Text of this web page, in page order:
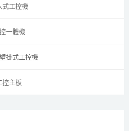
式工控機
一體機
掛式工控機
控主板